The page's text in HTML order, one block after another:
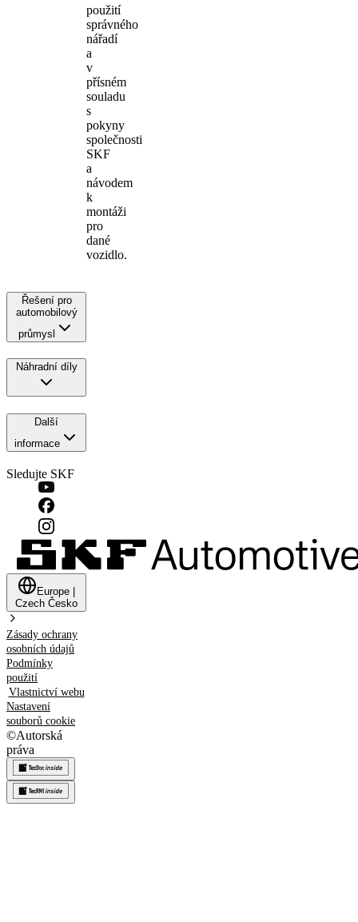
použití
správného
nářadí
a
v
přísném
souladu
s
pokyny
společnosti
SKF
a
návodem
k
montáži
pro
dané
vozidlo.
Řešení pro
automobilový
průmysl
Náhradní díly
Další
informace
Sledujte SKF
Europe
Czech Česko
Zásady ochrany
osobních údajů
Podmínky
použití
Vlastnictví webu
Nastavení
souborů cookie
©Autorská
práva